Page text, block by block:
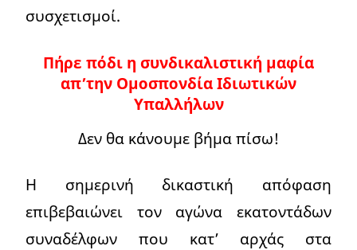
συσχετισμοί.
Πήρε πόδι η συνδικαλιστική μαφία
απ’την Ομοσπονδία Ιδιωτικών
Υπαλλήλων
Δεν θα κάνουμε βήμα πίσω!
Η σημερινή δικαστική απόφαση
επιβεβαιώνει τον αγώνα εκατοντάδων
συναδέλφων που κατ’ αρχάς στα